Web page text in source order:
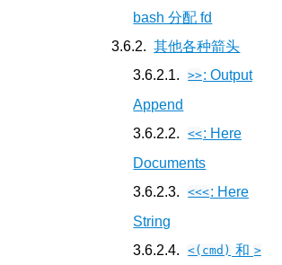
bash 分配 fd
其他各种箭头
>>: Output
Append
<<: Here
Documents
<<<: Here
String
<(cmd) 和 >